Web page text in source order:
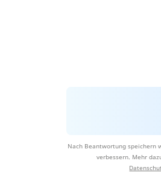
Nach Beantwortung speichern
verbessern. Mehr